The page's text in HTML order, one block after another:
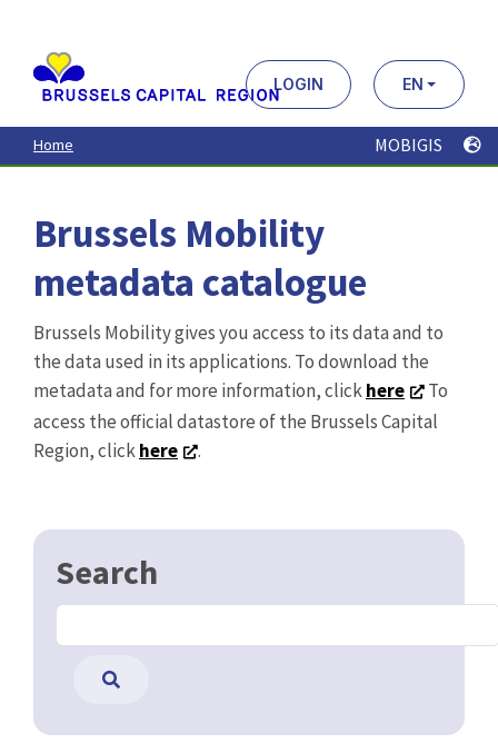
contenu
principal
LOGIN EN
Home MOBIGIS
Brussels Mobility
metadata catalogue
Brussels Mobility gives you access to its data and to
the data used in its applications. To download the
metadata and for more information, clickhere
To
access the official datastore of the Brussels Capital
Region, clickhere .
Search